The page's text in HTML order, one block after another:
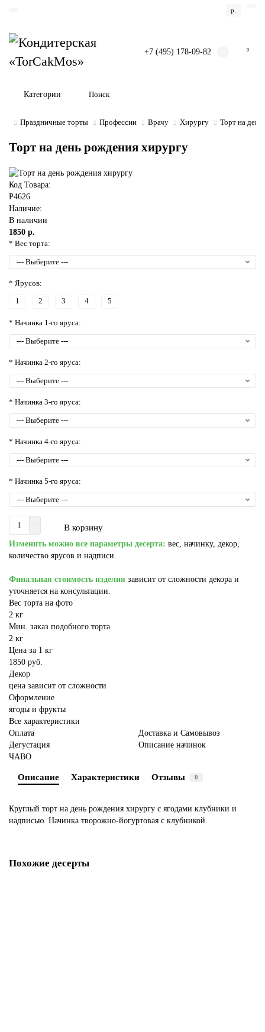
р.
+7 (495) 178-09-82 0
Категории
Праздничные торты Профессии Врачу Хирургу Торт на
Торт на день рождения хирургу
Код Товара:
P4626
Наличие:
В наличии
1850 р.
* Вес торта:
* Ярусов:
1 2 3 4 5
* Начинка 1-го яруса:
* Начинка 2-го яруса:
* Начинка 3-го яруса:
* Начинка 4-го яруса:
* Начинка 5-го яруса:
В корзину
Изменить можно все параметры десерта: вес, начинку, декор,
количество ярусов и надписи.
Финальная стоимость изделия зависит от сложности декора и
уточняется на консультации.
Вес торта на фото
2 кг
Мин. заказ подобного торта
2 кг
Цена за 1 кг
1850 руб.
Декор
цена зависит от сложности
Оформление
ягоды и фрукты
Все характеристики
Оплата
Доставка и Самовывоз
Дегустация
Описание начинок
ЧАВО
Описание Характеристики Отзывы 0
Круглый торт на день рождения хирургу с ягодами клубники и
надписью. Начинка творожно-йогуртовая с клубникой.
Похожие десерты